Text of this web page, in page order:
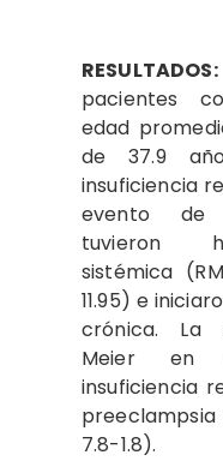
RESULTADOS:
pacientes
edad
de 37.9
insuficiencia
evento de
tuvieron
sistémica
11.95) e
crónica. La
Meier en
insuficiencia
preeclampsia
7.8-1.8).